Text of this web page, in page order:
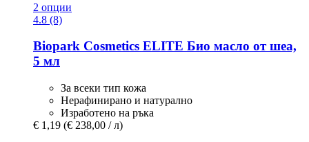
2 опции
4.8 (8)
Biopark Cosmetics ELITE Био масло от шеа,
5 мл
За всеки тип кожа
Нерафинирано и натурално
Изработено на ръка
€ 1,19 (€ 238,00 / л)